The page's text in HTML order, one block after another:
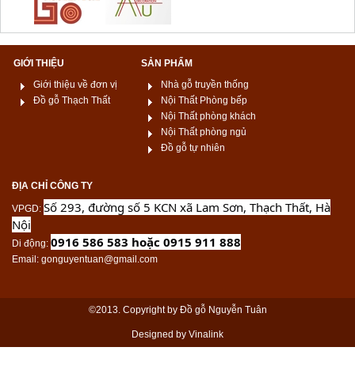
GIỚI THIỆU
Giới thiệu về đơn vị
Đồ gỗ Thạch Thất
SẢN PHẨM
Nhà gỗ truyền thống
Nội Thất Phòng bếp
Nội Thất phòng khách
Nội Thất phòng ngủ
Đồ gỗ tự nhiên
ĐỊA CHỈ CÔNG TY
VPGD: Số 293, đường số 5 KCN xã Lam Sơn, Thạch Thất, Hà
Nội
Di động: 0916 586 583 hoặc 0915 911 888
Email : gonguyentuan@gmail.com
©2013. Copyright by Đồ gỗ Nguyễn Tuân
Designed by Vinalink